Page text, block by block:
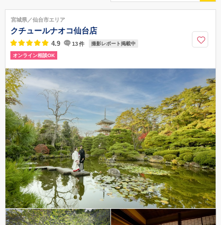
宮城県／仙台市エリア
クチュールナオコ仙台店
4.9 13件 撮影レポート掲載中
オンライン相談OK